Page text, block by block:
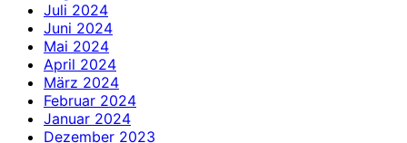
Juli 2024
Juni 2024
Mai 2024
April 2024
März 2024
Februar 2024
Januar 2024
Dezember 2023